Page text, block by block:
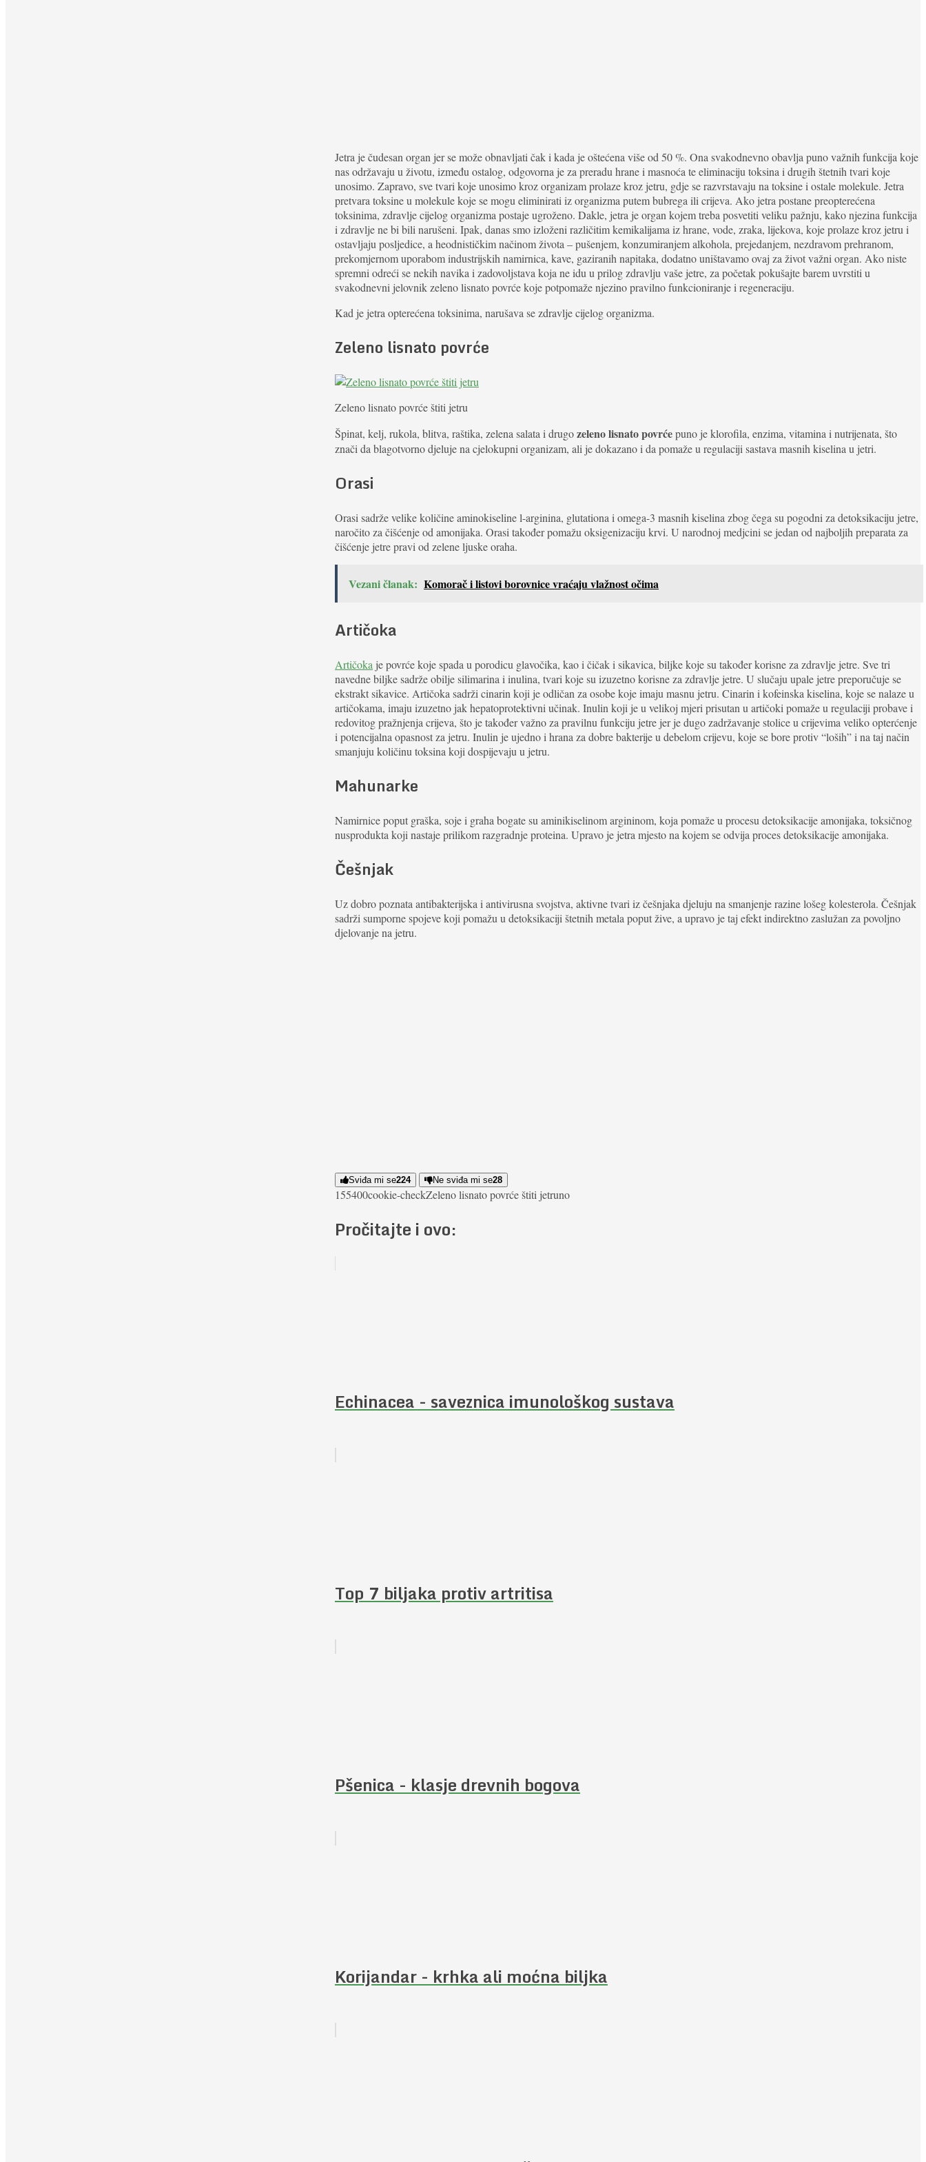
Jetra je čudesan organ jer se može obnavljati čak i kada je oštećena više od 50 %. Ona svakodnevno obavlja puno važnih funkcija koje
nas održavaju u životu, između ostalog, odgovorna je za preradu hrane i masnoća te eliminaciju toksina i drugih štetnih tvari koje
unosimo. Zapravo, sve tvari koje unosimo kroz organizam prolaze kroz jetru, gdje se razvrstavaju na toksine i ostale molekule. Jetra
pretvara toksine u molekule koje se mogu eliminirati iz organizma putem bubrega ili crijeva. Ako jetra postane preopterećena
toksinima, zdravlje cijelog organizma postaje ugroženo. Dakle, jetra je organ kojem treba posvetiti veliku pažnju, kako njezina funkcija
i zdravlje ne bi bili narušeni. Ipak, danas smo izloženi različitim kemikalijama iz hrane, vode, zraka, lijekova, koje prolaze kroz jetru i
ostavljaju posljedice, a heodnističkim načinom života – pušenjem, konzumiranjem alkohola, prejedanjem, nezdravom prehranom,
prekomjernom uporabom industrijskih namirnica, kave, gaziranih napitaka, dodatno uništavamo ovaj za život važni organ. Ako niste
spremni odreći se nekih navika i zadovoljstava koja ne idu u prilog zdravlju vaše jetre, za početak pokušajte barem uvrstiti u
svakodnevni jelovnik zeleno lisnato povrće koje potpomaže njezino pravilno funkcioniranje i regeneraciju.
Kad je jetra opterećena toksinima, narušava se zdravlje cijelog organizma.
Zeleno lisnato povrće
Zeleno lisnato povrće štiti jetru
Špinat, kelj, rukola, blitva, raštika, zelena salata i drugozeleno lisnato povrćepuno je klorofila, enzima, vitamina i nutrijenata, što
znači da blagotvorno djeluje na cjelokupni organizam, ali je dokazano i da pomaže u regulaciji sastava masnih kiselina u jetri.
Orasi
Orasi sadrže velike količine aminokiseline l-arginina, glutationa i omega-3 masnih kiselina zbog čega su pogodni za detoksikaciju jetre,
naročito za čišćenje od amonijaka. Orasi također pomažu oksigenizaciju krvi. U narodnoj medjcini se jedan od najboljih preparata za
čišćenje jetre pravi od zelene ljuske oraha.
Vezani članak: Komorač i listovi borovnice vraćaju vlažnost očima
Artičoka
Artičoka je povrće koje spada u porodicu glavočika, kao i čičak i sikavica, biljke koje su također korisne za zdravlje jetre. Sve tri
navedne biljke sadrže obilje silimarina i inulina, tvari koje su izuzetno korisne za zdravlje jetre. U slučaju upale jetre preporučuje se
ekstrakt sikavice. Artičoka sadrži cinarin koji je odličan za osobe koje imaju masnu jetru. Cinarin i kofeinska kiselina, koje se nalaze u
artičokama, imaju izuzetno jak hepatoprotektivni učinak. Inulin koji je u velikoj mjeri prisutan u artičoki pomaže u regulaciji probave i
redovitog pražnjenja crijeva, što je također važno za pravilnu funkciju jetre jer je dugo zadržavanje stolice u crijevima veliko opterćenje
i potencijalna opasnost za jetru. Inulin je ujedno i hrana za dobre bakterije u debelom crijevu, koje se bore protiv “loših” i na taj način
smanjuju količinu toksina koji dospijevaju u jetru.
Mahunarke
Namirnice poput graška, soje i graha bogate su aminikiselinom argininom, koja pomaže u procesu detoksikacije amonijaka, toksičnog
nusprodukta koji nastaje prilikom razgradnje proteina. Upravo je jetra mjesto na kojem se odvija proces detoksikacije amonijaka.
Češnjak
Uz dobro poznata antibakterijska i antivirusna svojstva, aktivne tvari iz češnjaka djeluju na smanjenje razine lošeg kolesterola. Češnjak
sadrži sumporne spojeve koji pomažu u detoksikaciji štetnih metala poput žive, a upravo je taj efekt indirektno zaslužan za povoljno
djelovanje na jetru.
Sviđa mi se224 Ne sviđa mi se28
155400cookie-checkZeleno lisnato povrće štiti jetruno
Pročitajte i ovo:
Echinacea - saveznica imunološkog sustava
Top 7 biljaka protiv artritisa
Pšenica - klasje drevnih bogova
Korijandar - krhka ali moćna biljka